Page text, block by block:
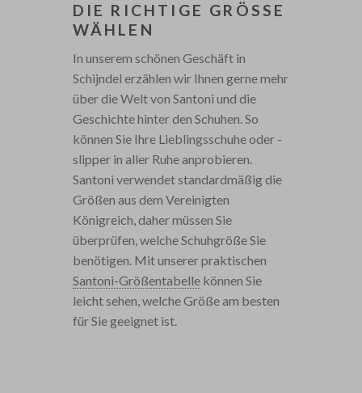
DIE RICHTIGE GRÖSSE W
ÄHLEN
In unserem schönen Geschäft in
Schijndel erzählen wir Ihnen gerne mehr
über die Welt von Santoni und die
Geschichte hinter den Schuhen. So
können Sie Ihre Lieblingsschuhe oder -
slipper in aller Ruhe anprobieren.
Santoni verwendet standardmäßig die
Größen aus dem Vereinigten
Königreich, daher müssen Sie
überprüfen, welche Schuhgröße Sie
benötigen. Mit unserer praktischen
Santoni-Größentabellekönnen Sie
leicht sehen, welche Größe am besten
für Sie geeignet ist.